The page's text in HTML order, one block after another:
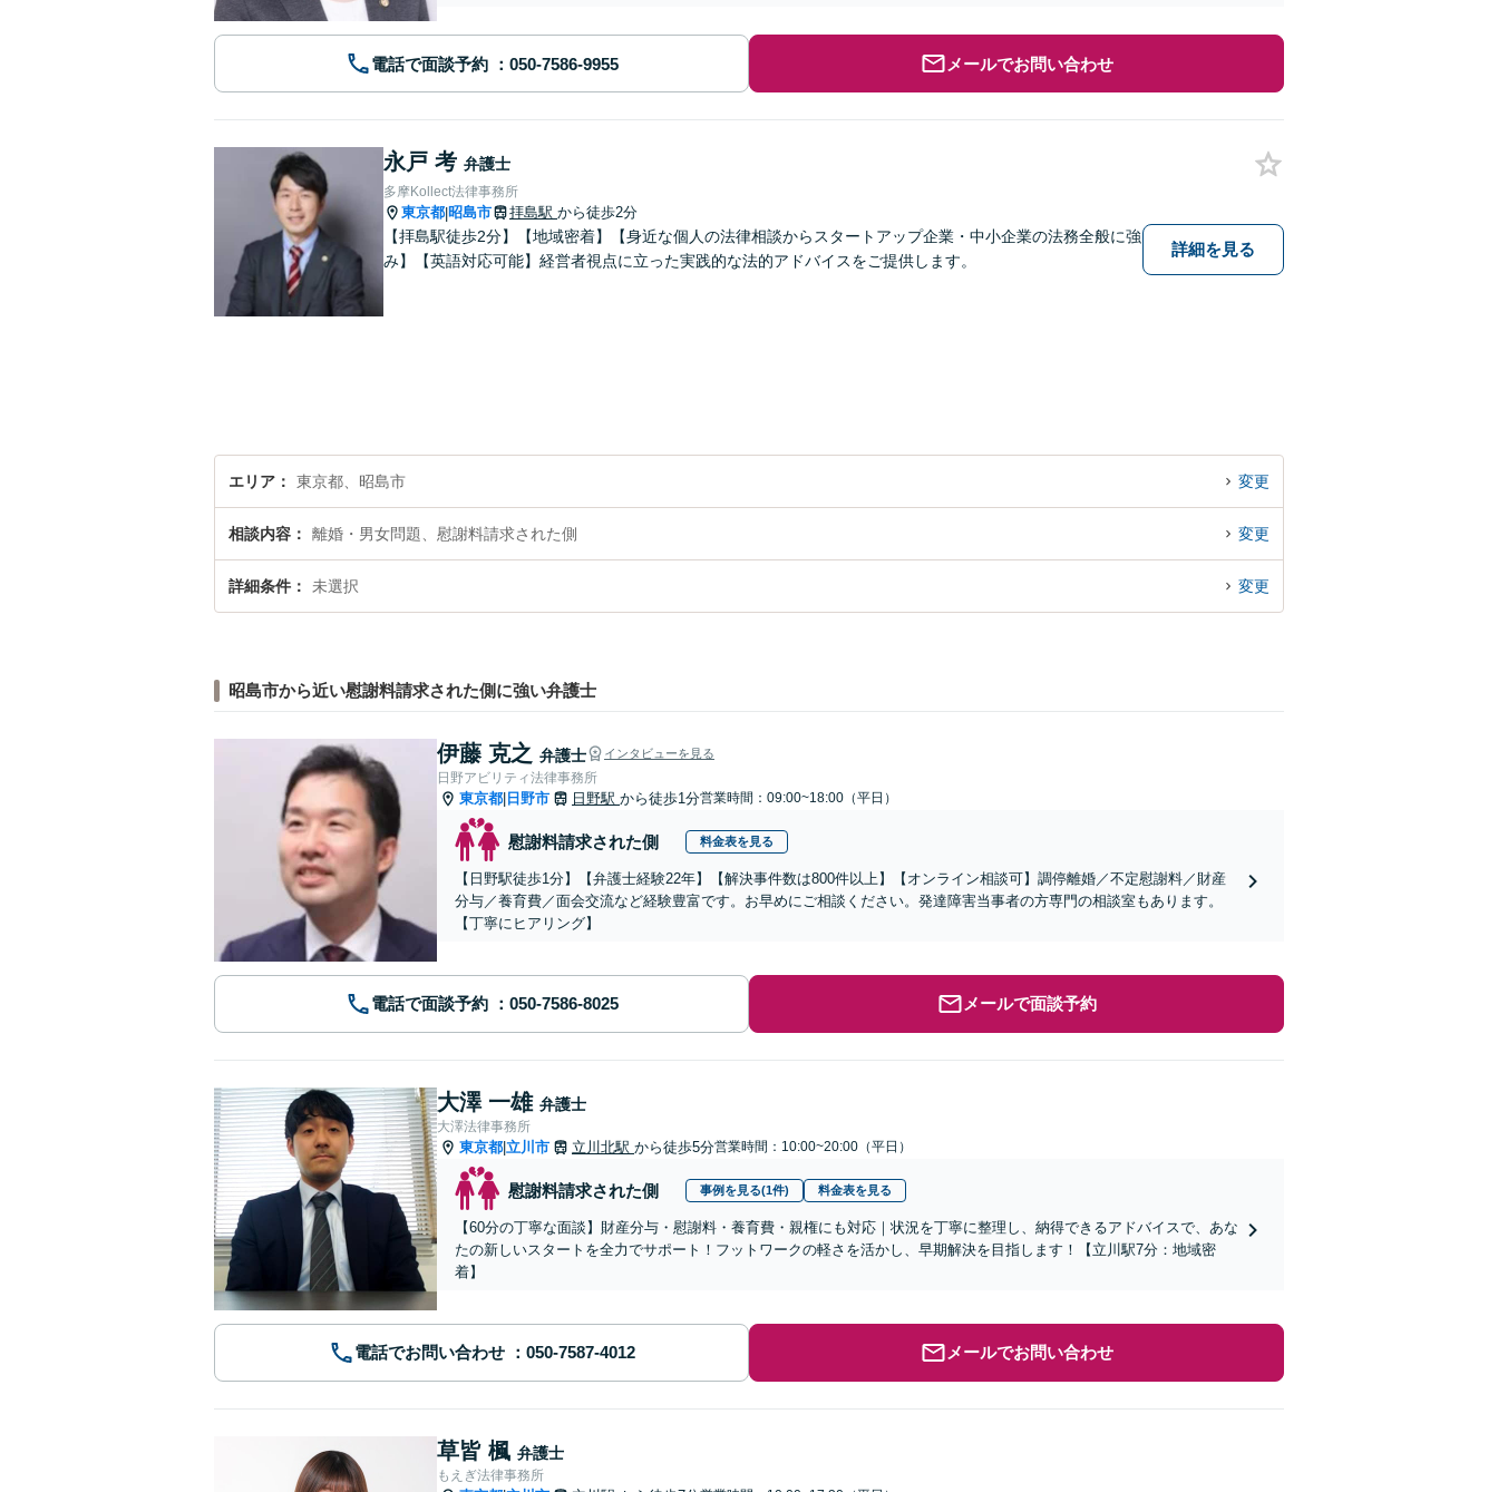
電話で面談予約 メールでお問い合わせ
永戸 考 弁護士
多摩Kollect法律事務所
東京都|昭島市 拝島駅 から徒歩2分
【拝島駅徒歩2分】【地域密着】【身近な個人の法律相談からスタートアップ企業・中小企業の法務全般に強
み】【英語対応可能】経営者視点に立った実践的な法的アドバイスをご提供します。
詳細を見る
エリア 東京都、昭島市 変更
相談内容 離婚・男女問題、慰謝料請求された側 変更
詳細条件 未選択 変更
昭島市から近い慰謝料請求された側に強い弁護士
伊藤 克之 弁護士 インタビューを見る
日野アビリティ法律事務所
東京都 日野市 日野駅 から徒歩1分営業時間：09:00~18:00（平日）
慰謝料請求された側 料金表を見る
【日野駅徒歩1分】【弁護士経験22年】【解決事件数は800件以上】【オンライン相談可】調停離婚／不定慰謝料／財産
分与／養育費／面会交流など経験豊富です。お早めにご相談ください。発達障害当事者の方専門の相談室もあります。
【丁寧にヒアリング】
電話で面談予約 メールで面談予約
大澤 一雄 弁護士
大澤法律事務所
東京都 立川市 立川北駅 から徒歩5分営業時間：10:00~20:00（平日）
慰謝料請求された側 事例を見る(1件) 料金表を見る
【60分の丁寧な面談】財産分与・慰謝料・養育費・親権にも対応｜状況を丁寧に整理し、納得できるアドバイスで、あな
たの新しいスタートを全力でサポート！フットワークの軽さを活かし、早期解決を目指します！【立川駅7分：地域密
着】
電話でお問い合わせ メールでお問い合わせ
草皆 楓 弁護士
もえぎ法律事務所